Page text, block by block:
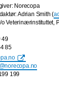
Norecopa
Adrian Smith (
o Veterinærinstituttet,
49
85
199